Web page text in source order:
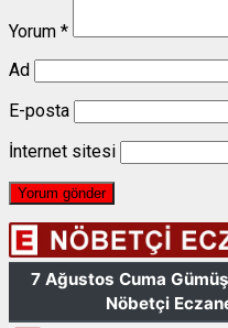
Yorum *
Ad
E-posta
İnternet sitesi